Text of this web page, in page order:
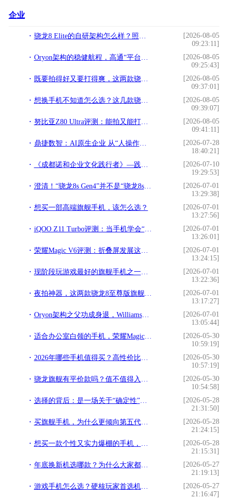
企业
骁龙8 Elite的自研架构怎么样？照亮移动计算的全新赛道
[2026-08-05
09:23:11]
Oryon架构的稳健航程，高通“平台化”战略初见成效
[2026-08-05
09:25:43]
既要拍得好又要打得爽，这两款骁龙8至尊版旗舰一步到位
[2026-08-05
09:37:01]
想换手机不知道怎么选？这几款骁龙旗舰机帮你把把关
[2026-08-05
09:39:07]
努比亚Z80 Ultra评测：能拍又能打的“街拍游戏机”
[2026-08-05
09:41:11]
鼎捷数智：AI原生企业 从“人操作工具”到“定义目标，坐收成果”
[2026-07-28
18:40:21]
《成都诺和企业文化践行者》—践行文化，榜样力量
[2026-07-10
19:29:53]
澄清！“骁龙8s Gen4”并不是“骁龙8s至尊”，后者不存在
[2026-07-01
13:29:38]
想买一部高端旗舰手机，该怎么选？
[2026-07-01
13:27:56]
iQOO Z11 Turbo评测：当手机学会“预判”，玩游戏是什么体验？
[2026-07-01
13:26:01]
荣耀Magic V6评测：折叠屏发展这么多年，终于可以放心买了？
[2026-07-01
13:24:15]
现阶段玩游戏最好的旗舰手机之一，游戏狂魔红魔11 Pro评测
[2026-07-01
13:22:36]
夜拍神器，这两款骁龙8至尊版旗舰让你爱上暗光创作
[2026-07-01
13:17:27]
Oryon架构之父功成身退，Williams给高通留下了什么礼物
[2026-07-01
13:05:44]
适合办公室白领的手机，荣耀Magic8全能旗舰深度解析
[2026-05-30
10:59:19]
2026年哪些手机值得买？高性价比与顶级旗舰全攻略
[2026-05-30
10:57:19]
骁龙旗舰有平价款吗？值不值得入手？
[2026-05-30
10:54:58]
选择的背后：是一场关于“确定性”的胜利
[2026-05-28
21:31:50]
买旗舰手机，为什么更倾向第五代骁龙8至尊版机型？
[2026-05-28
21:24:15]
想买一款个性又实力爆棚的手机，该怎么选？
[2026-05-28
21:15:31]
年底换新机选哪款？为什么大家都青睐骁龙8至尊版机型
[2026-05-27
21:19:13]
游戏手机怎么选？硬核玩家首选机型是哪款？
[2026-05-27
21:16:47]